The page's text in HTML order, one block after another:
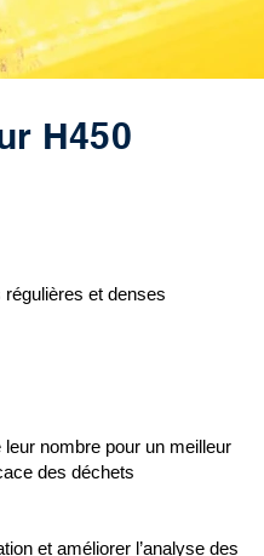
H450
et denses
nombre pour un meilleur
des déchets
et améliorer l’analyse des